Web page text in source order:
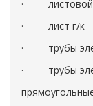
· листовой
· лист г/к
· трубы
· трубы